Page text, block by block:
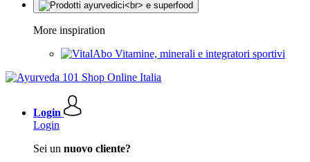
More inspiration
Vitamine, minerali e integratori sportivi
Login
Login
Sei un nuovo cliente?